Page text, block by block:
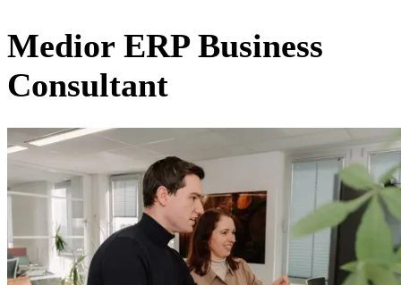
Medior ERP Business
Consultant